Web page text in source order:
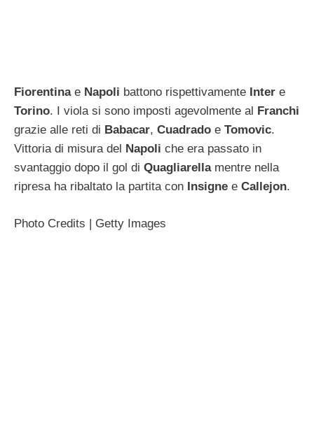
Fiorentinae Napoli battono rispettivamente Inter e
Torino. I viola si sono imposti agevolmente al Franchi
grazie alle reti di Babacar, Cuadrado e Tomovic.
Vittoria di misura del
Napoli che era passato in
svantaggio dopo il gol di Quagliarellamentre nella
ripresa ha ribaltato la partita con Insigne e Callejon.
Photo Credits | Getty Images